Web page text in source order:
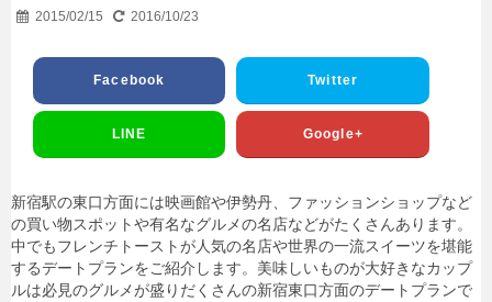
2015/02/15 2016/10/23
Facebook Twitter
LINE Google+
新宿駅の東口方面には映画館や伊勢丹、ファッションショップなど
の買い物スポットや有名なグルメの名店などがたくさんあります。
中でもフレンチトーストが人気の名店や世界の一流スイーツを堪能
するデートプランをご紹介します。美味しいものが大好きなカップ
ルは必見のグルメが盛りだくさんの新宿東口方面のデートプランで